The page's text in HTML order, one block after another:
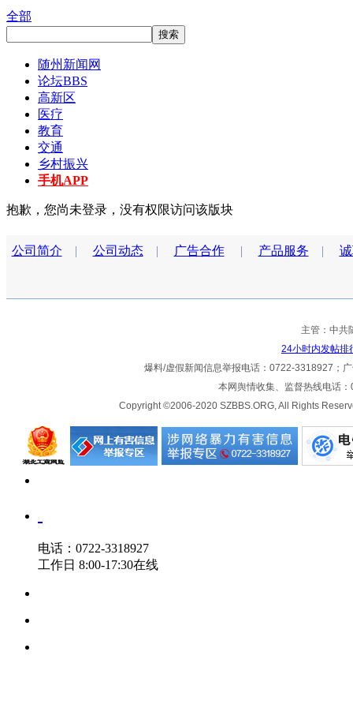
全部
随州新闻网
论坛BBS
高新区
医疗
教育
交通
乡村振兴
手机APP
抱歉，您尚未登录，没有权限访问该版块
公司简介 | 公司动态| 广告合作| 产品服务 |
主管：中
24小时内发帖排
爆料/虚假新闻信息举报电话：0722-3318927；
本网舆情收集、监督热线电话
Copyright ©2006-2020 SZBBS.ORG, All Rights
电话：0722-3318927
工作日 8:00-17:30在线